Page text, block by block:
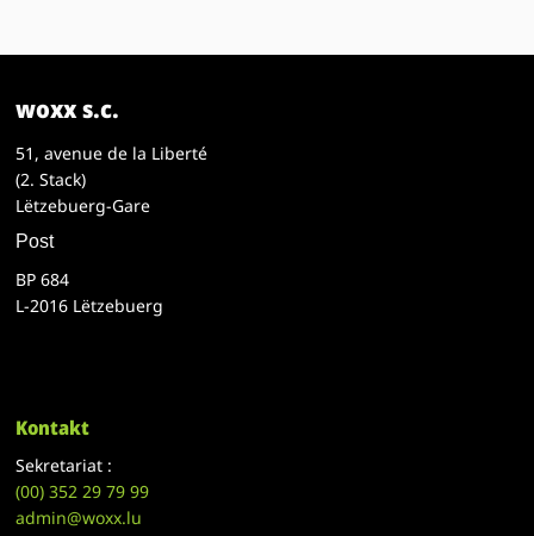
woxx s.c.
51, avenue de la Liberté
(2. Stack)
Lëtzebuerg-Gare
Post
BP 684
L-2016 Lëtzebuerg
Kontakt
Sekretariat :
(00)352 29 79 99
admin@woxx.lu